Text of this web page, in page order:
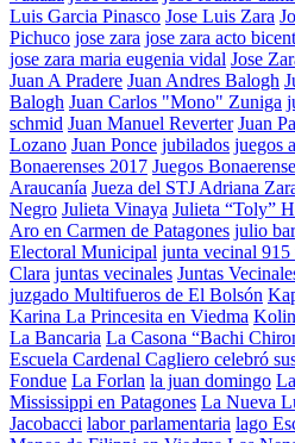
Luis Garcia Pinasco Jose Luis Zara
Pichuco jose zara jose zara acto
jose zara maria eugenia vidal Jose
Juan A Pradere Juan Andres Balogh
Balogh Juan Carlos "Mono" Zuniga
schmid Juan Manuel Reverter Juan
Lozano Juan Ponce jubilados juegos
Bonaerenses 2017 Juegos
Araucanía Jueza del STJ Adriana
Negro Julieta Vinaya Julieta “Toly”
Aro en Carmen de Patagones julio
Electoral Municipal junta vecinal
Clara juntas vecinales Juntas
juzgado Multifueros de El Bolsón
Karina La Princesita en Viedma
La Bancaria La Casona “Bachi
Escuela Cardenal Cagliero celebró
Fondue La Forlan la juan domingo
Mississippi en Patagones La Nueva
Jacobacci labor parlamentaria lago